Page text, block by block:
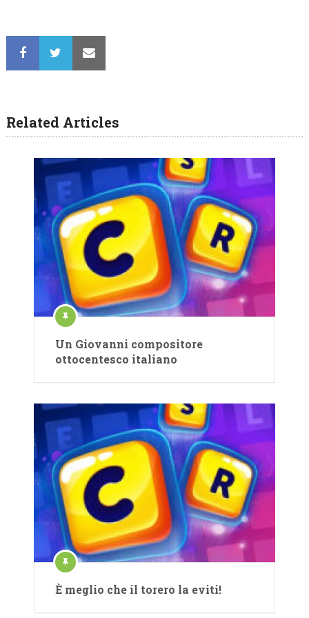
Related Articles
Un Giovanni compositore
ottocentesco italiano
È meglio che il torero la eviti!